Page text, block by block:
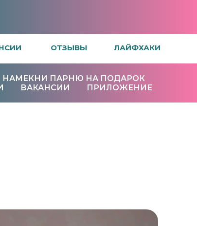
ОТЗЫВЫ ЛАЙФХАКИ
НАМЕКНИ ПАРНЮ НА ПОДАРОК
ВАКАНСИИ ПРИЛОЖЕНИЕ